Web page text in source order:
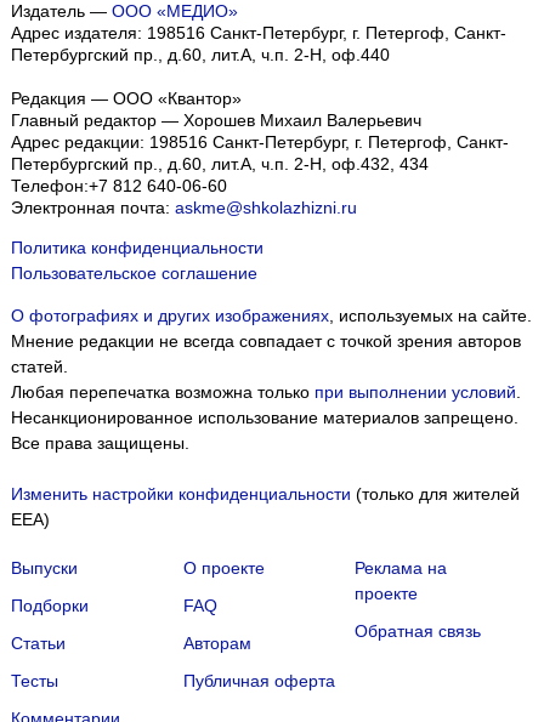
Издатель — ООО «МЕДИО»
Адрес издателя: 198516 Санкт-Петербург, г. Петергоф, Санкт-
Петербургский пр., д.60, лит.А, ч.п. 2-Н, оф.440
Редакция — ООО «Квантор»
Главный редактор — Хорошев Михаил Валерьевич
Адрес редакции: 198516 Санкт-Петербург, г. Петергоф Санкт-
Петербургский пр., д.60, лит.А, ч.п. 2-Н, оф.432, 434
Телефон:+7 812 640-06-60
Электронная почта: askme@shkolazhizni.ru
Политика конфиденциальности
Пользовательское соглашение
О фотографиях и других изображениях, используемых на сайте.
Мнение редакции не всегда совпадает с точкой зрения авторов
статей.
Любая перепечатка возможна только при выполнении условий
Несанкционированное использование материалов запрещено.
Все права защищены.
Изменить настройки конфиденциальности (только для жителей
EEA)
Выпуски
Подборки
Статьи
Тесты
О проекте
FAQ
Авторам
Публичная оферта
Реклама на
проекте
Обратная связь